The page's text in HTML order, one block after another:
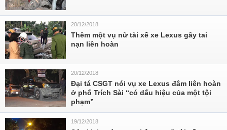
20/12/2018
Thêm một vụ nữ tài xế xe Lexus gây tai
nạn liên hoàn
20/12/2018
Đại tá CSGT nói vụ xe Lexus đâm liên hoàn
ở phố Trích Sài “có dấu hiệu của một tội
phạm”
19/12/2018